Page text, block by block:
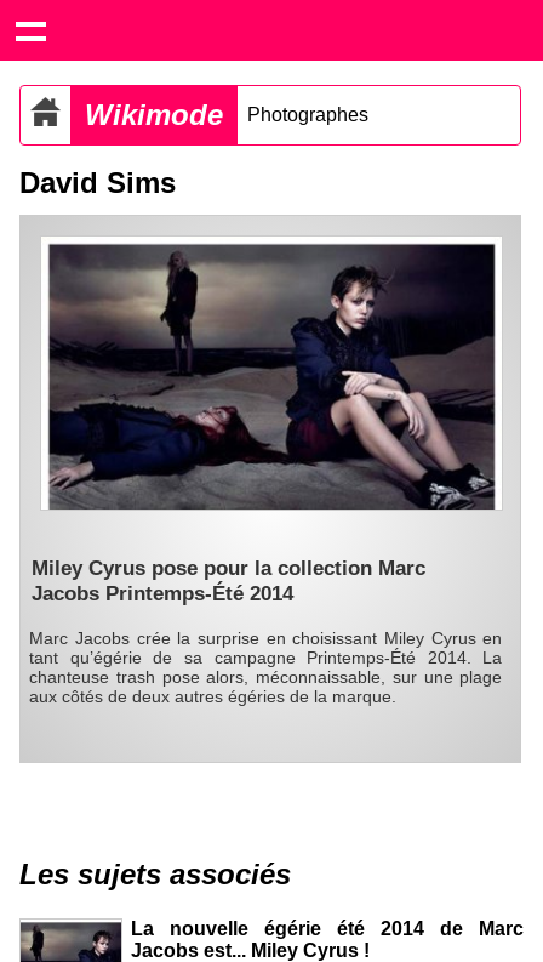
Wikimode Photographes
David Sims
Miley Cyrus pose pour la collection Marc
Jacobs Printemps-Été 2014
Marc Jacobs crée la surprise en choisissant Miley Cyrus en
tant qu’égérie de sa campagne Printemps-Été 2014. La
chanteuse trash pose alors, méconnaissable, sur une plage
aux côtés de deux autres égéries de la marque.
Les sujets associés
La nouvelle égérie été 2014 de Marc
Jacobs est... Miley Cyrus !